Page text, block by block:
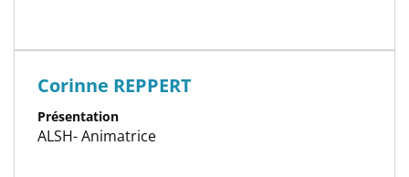
Corinne REPPERT
Présentation
ALSH- Animatrice